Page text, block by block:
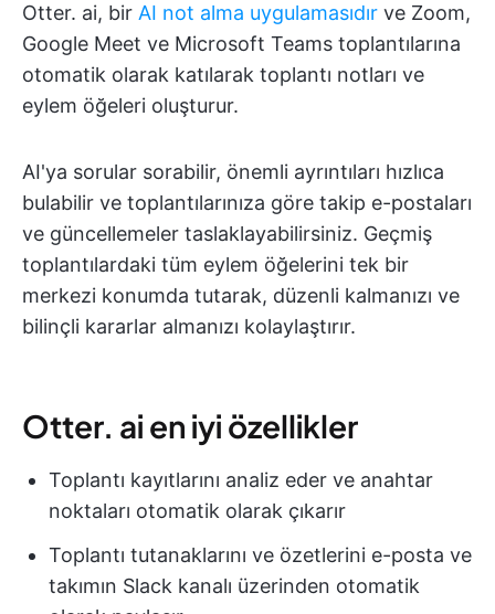
Otter. ai, bir AI not alma uygulamasıdır ve Zoom,
Google Meet ve Microsoft Teams toplantılarına
otomatik olarak katılarak toplantı notları ve
eylem öğeleri oluşturur.
AI'ya sorular sorabilir, önemli ayrıntıları hızlıca
bulabilir ve toplantılarınıza göre takip e-postaları
ve güncellemeler taslaklayabilirsiniz. Geçmiş
toplantılardaki tüm eylem öğelerini tek bir
merkezi konumda tutarak, düzenli kalmanızı ve
bilinçli kararlar almanızı kolaylaştırır.
Otter. ai en iyi özellikler
Toplantı kayıtlarını analiz eder ve anahtar
noktaları otomatik olarak çıkarır
Toplantı tutanaklarını ve özetlerini e-posta ve
takımın Slack kanalı üzerinden otomatik